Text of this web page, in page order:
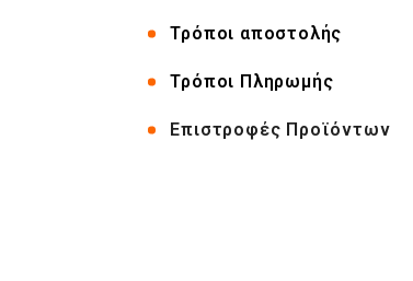
Τρόποι αποστολής
Τρόποι Πληρωμής
Επιστροφές Προϊόντων